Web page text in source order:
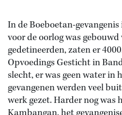
In de Boeboetan-
voor de oorlog was gebouwd
gedetineerden, zaten er
Opvoedings Gesticht in
slecht, er was geen water in
gevangenen werden veel
werk gezet. Harder nog was